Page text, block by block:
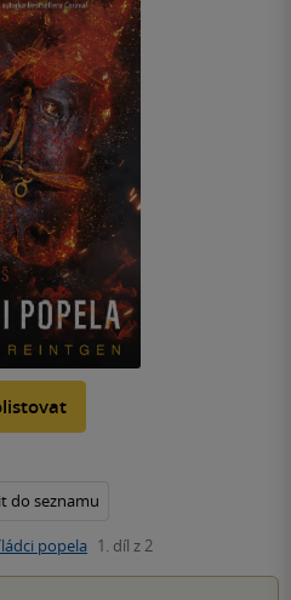
do seznamu
popela 1. díl z 2